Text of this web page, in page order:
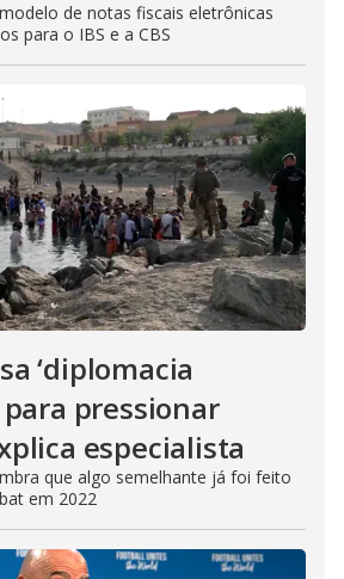
de notas fiscais eletrônicas
para o IBS e a CBS
‘diplomacia
pressionar
especialista
que algo semelhante já foi feito
em 2022